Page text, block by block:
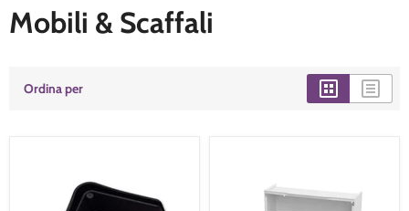
Mobili & Scaffali
Ordina per